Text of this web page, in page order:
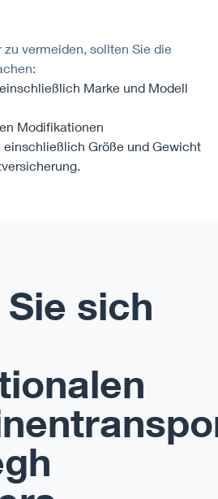
vermeiden, sollten Sie die
Marke und Modell
Modifikationen
einschließlich Größe und Gewicht
sich